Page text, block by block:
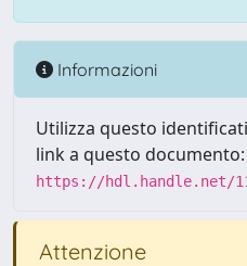
Informazioni
Utilizza questo
link a questo documento:
https://hdl.handle.net/
Attenzione